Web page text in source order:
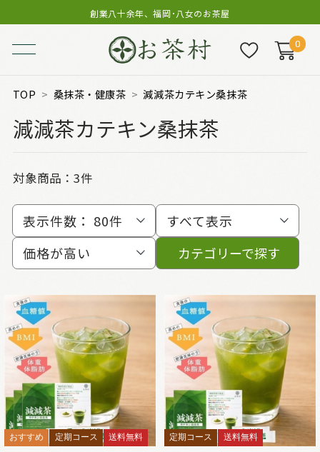
創業八十余年、福岡･八女のお茶屋
0
TOP 桑抹茶・健康茶 減減茶カテキン桑抹茶
減減茶カテキン桑抹茶
対象商品： 3件
表示件数： 80件
すべて表示
価格が高い
カテゴリーで探す
おすすめ 定期コース 送料無料 定期コース 送料無料